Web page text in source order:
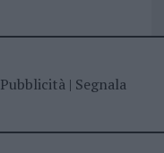
Pubblicità| Segnala